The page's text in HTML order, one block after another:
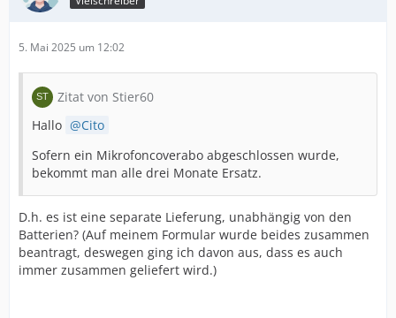
5. Mai 2025 um 12:02
Zitat von Stier60
Hallo
Cito
Sofern ein Mikrofoncoverabo abgeschlossen wurde,
bekommt man alle drei Monate Ersatz.
D.h. es ist eine separate Lieferung, unabhängig von den
Batterien? (Auf meinem Formular wurde beides zusammen
beantragt, deswegen ging ich davon aus, dass es auch
immer zusammen geliefert wird.)